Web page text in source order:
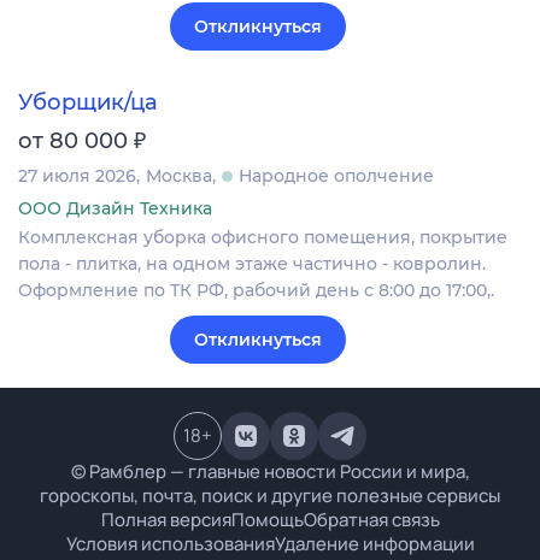
Откликнуться
Уборщик/ца
от 80 000 ₽
27 июля 2026 Москва
Народное ополчение
ООО Дизайн Техника
Комплексная уборка офисного помещения, покрытие
пола - плитка, на одном этаже частично - ковролин.
Оформление по ТК РФ, рабочий день с 8:00 до 17:00,.
Откликнуться
© Рамблер — главные новости России и мира,
гороскопы, почта, поиск и другие полезные сервисы
Полная версияПомощьОбратная связь
Условия использованияУдаление информации
18+